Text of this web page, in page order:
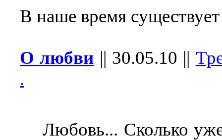
В наше время существует
О любви || 30.05.10 ||
.
Любовь... Сколько уже